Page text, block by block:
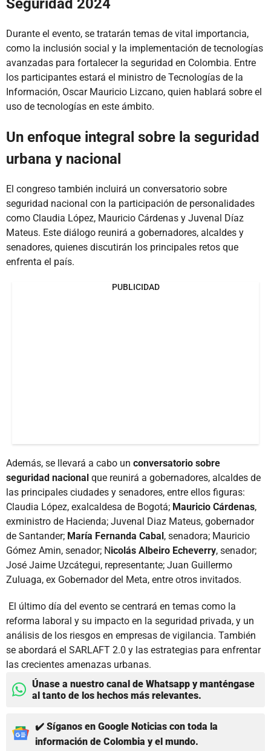
Durante el evento, se tratarán temas de vital importancia,
como la inclusión social y la implementación de tecnologías
avanzadas para fortalecer la seguridad en Colombia. Entre
los participantes estará el ministro de Tecnologías de la
Información, Oscar Mauricio Lizcano, quien hablará sobre el
uso de tecnologías en este ámbito.
Un enfoque integral sobre la seguridad
urbana y nacional
El congreso también incluirá un conversatorio sobre
seguridad nacional con la participación de personalidades
como Claudia López, Mauricio Cárdenas y Juvenal Díaz
Mateus. Este diálogo reunirá a gobernadores, alcaldes y
senadores, quienes discutirán los principales retos que
enfrenta el país.
PUBLICIDAD
Además, se llevará a cabo un conversatorio sobre
seguridad nacional que reunirá a gobernadores, alcaldes de
las principales ciudades y senadores, entre ellos figuras:
Claudia López, exalcaldesa de Bogotá; Mauricio Cárdenas,
exministro de Hacienda; Juvenal Diaz Mateus, gobernador
de Santander; María Fernanda Cabal, senadora; Mauricio
Gómez Amin, senador; Nicolás Albeiro Echeverry, senador;
José Jaime Uzcátegui, representante; Juan Guillermo
Zuluaga, ex Gobernador del Meta, entre otros invitados.
El último día del evento se centrará en temas como la
reforma laboral y su impacto en la seguridad privada, y un
análisis de los riesgos en empresas de vigilancia. También
se abordará el SARLAFT 2.0 y las estrategias para enfrentar
las crecientes amenazas urbanas.
Únase a nuestro canal de Whatsapp y manténgase
al tanto de los hechos más relevantes.
✔️ Síganos en Google Noticias con toda la
información de Colombia y el mundo.